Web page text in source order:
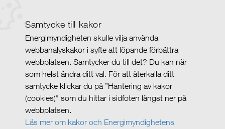
Samtycke till kakor
Energimyndigheten skulle vilja använda
webbanalyskakor i syfte att löpande förbättra
webbplatsen. Samtycker du till det? Du kan när
som helst ändra ditt val. För att återkalla ditt
samtycke klickar du på ”Hantering av kakor
(cookies)" som du hittar i sidfoten längst ner på
webbplatsen.
Läs mer om kakor och Energimyndighetens